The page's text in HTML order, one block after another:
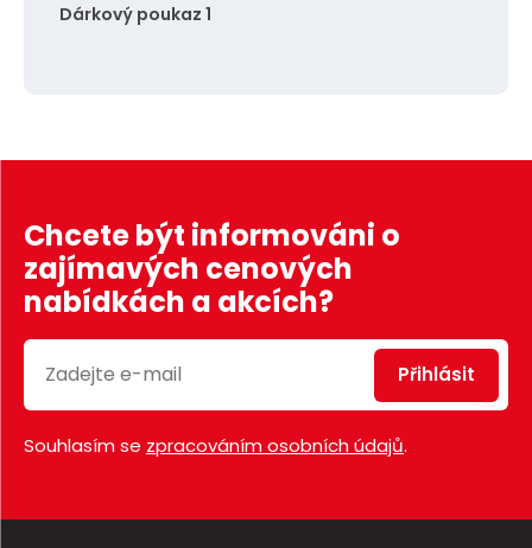
Dárkový poukaz 1
Chcete být informováni o
zajímavých cenových
nabídkách a akcích?
Přihlásit
Souhlasím se zpracováním osobních údajů.